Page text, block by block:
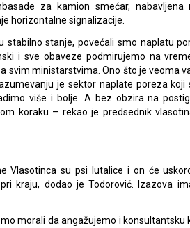
za kamion smećar, nabavljena
horizontalne signalizacije.
stanje, povećali smo naplatu
i sve obaveze podmirujemo na
svim ministarstvima. Ono što je veoma
je sektor naplate poreza koji
više i bolje. A bez obzira na
koraku – rekao je predsednik
Vlasotinca su psi lutalice i on će
kraju, dodao je Todorović. Izazova
morali da angažujemo i konsultantsku